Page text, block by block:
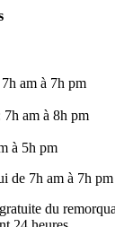
am à 7h pm
7h am à 8h pm
à 5h pm
de 7h am à 7h pm
du